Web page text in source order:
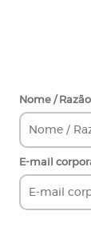
Nome / Razão
E-mail